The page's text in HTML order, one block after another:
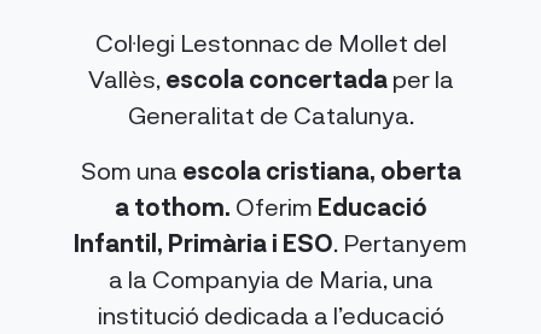
Col·legi Lestonnac de Mollet del
Vallès, escola concertada per la
Generalitat de Catalunya.
Som una escola cristiana, oberta
a tothom. Oferim Educació
Infantil, Primària i ESO. Pertanyem
a la Companyia de Maria, una
institució dedicada a l’educació